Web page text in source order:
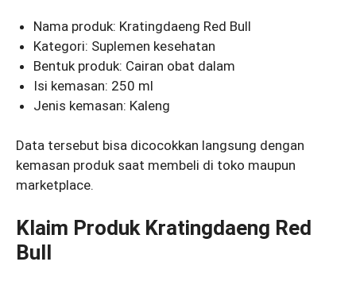
Nama produk: Kratingdaeng Red Bull
Kategori: Suplemen kesehatan
Bentuk produk: Cairan obat dalam
Isi kemasan: 250 ml
Jenis kemasan: Kaleng
Data tersebut bisa dicocokkan langsung dengan
kemasan produk saat membeli di toko maupun
marketplace.
Klaim Produk Kratingdaeng Red
Bull